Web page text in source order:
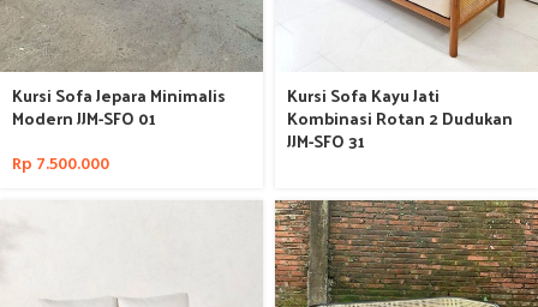
Kursi Sofa Jepara Minimalis
Modern JJM-SFO 01
Rp 7.500.000
Kursi Sofa Kayu Jati
Kombinasi Rotan 2 Dudukan
JJM-SFO 31